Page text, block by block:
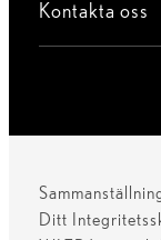
Kontakta oss
Ditt